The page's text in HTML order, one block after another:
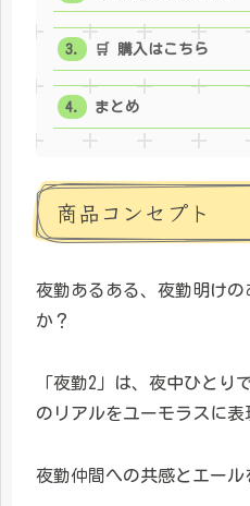
🛒 購入はこちら
まとめ
商品コンセプト
夜勤あるある、夜勤明け
か？
「夜勤2」は、夜中ひとり
のリアルをユーモラスに表
夜勤仲間への共感とエール